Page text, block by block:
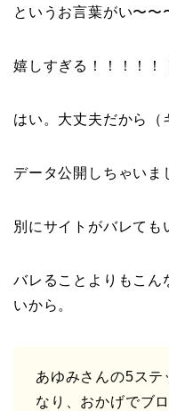
というお言葉がい〜〜
嬉しすぎる！！！！！
はい。大丈夫だから（
データ公開しちゃいま
別にサイトがバレても
バレることよりもこん
いから。
あゆみさんの5ステ
なり、おかげでブ